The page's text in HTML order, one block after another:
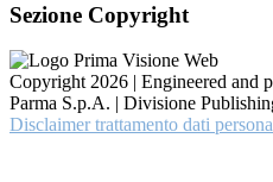
Sezione Copyright
Copyright 2026 | Engineered and
Parma S.p.A. | Divisione
Disclaimer trattamento dati